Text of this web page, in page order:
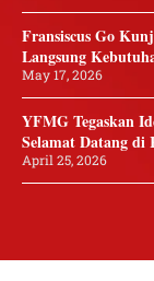
Fransiscus Go
Langsung
May 17, 2026
YFMG Tegaskan
Selamat Datang di
April 25, 2026